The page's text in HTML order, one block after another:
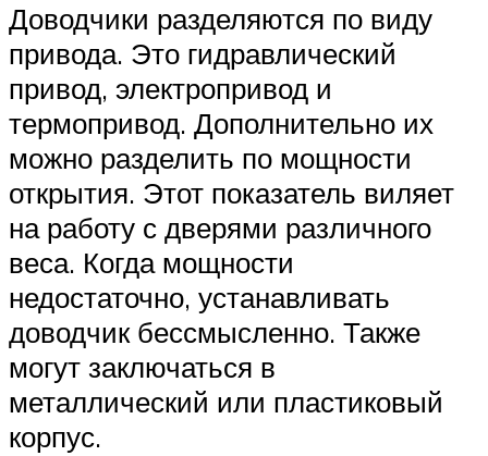
Доводчики разделяются по виду
привода. Это гидравлический
привод, электропривод и
термопривод. Дополнительно их
можно разделить по мощности
открытия. Этот показатель виляет
на работу с дверями различного
веса. Когда мощности
недостаточно, устанавливать
доводчик бессмысленно. Также
могут заключаться в
металлический или пластиковый
корпус.